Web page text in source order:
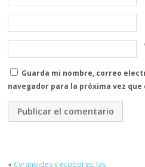
Guarda mi nombre, correo
navegador para la próxima vez que
« Cyranoides y ecoborgs: las